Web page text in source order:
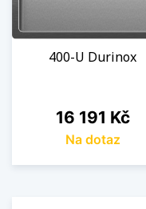
400-U Durinox
Cena
16 191 Kč
Na dotaz